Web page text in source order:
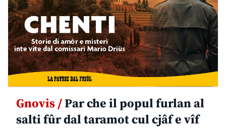
Gnovis /Par che il popul furlan al
salti fûr dal taramot cul cjâf e vîf